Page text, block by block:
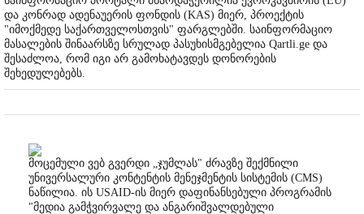
და კონრად ადენაუერის ფონდის (KAS) მიერ, პროექტის
"იმოქმედე საქართველოსთვის" ფარგლებში. საინფორმაციო
მასალების შინაარსზე სრულად პასუხისმგებელია Qartli.ge და
შესაძლოა, რომ იგი არ გამოხატავდეს დონორების
შეხედულებებს.
მოცემული ვებ გვერდი „ჯუმლას" ძრავზე შექმნილი
უნივერსალური კონტენტის მენეჯმენტის სისტემის (CMS)
ნაწილია. ის USAID-ის მიერ დაფინანსებული პროგრამის
"მედია გამჭვირვალე და ანგარიშვალდებული